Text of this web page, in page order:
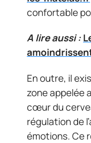
confortable
A lire aussi :
En outre, il
zone appelée
cœur du
régulation de
émotions. Ce